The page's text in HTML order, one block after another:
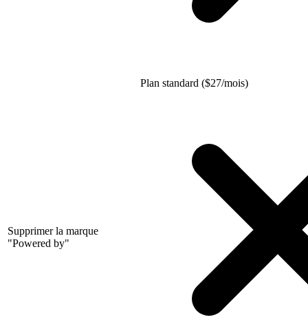
Plan standard ($27/mois)
Supprimer la marque
"Powered by"